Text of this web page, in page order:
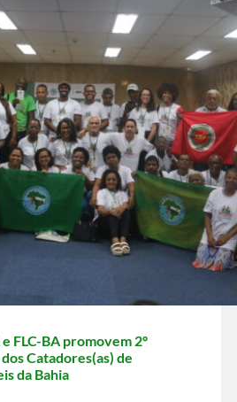
FLC-BA promovem 2º
Catadores(as) de
da Bahia